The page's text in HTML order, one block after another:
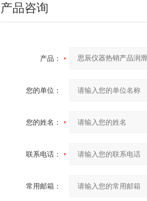
产品咨询
产品：
您的单位：
您的姓名：
联系电话：
常用邮箱：